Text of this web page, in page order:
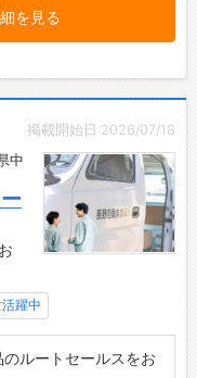
ために、主体的に考え
す！ご応募を心より
を見る
掲載開始日:2026/07/18
中
躍中
ルートセールスをお